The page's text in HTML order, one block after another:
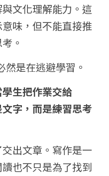
文化理解能力。這
味，但不能直接推
。
然是在逃避學習。
學生把作業交給
字，而是練習思考
出文章。寫作是一
也不只是為了找到